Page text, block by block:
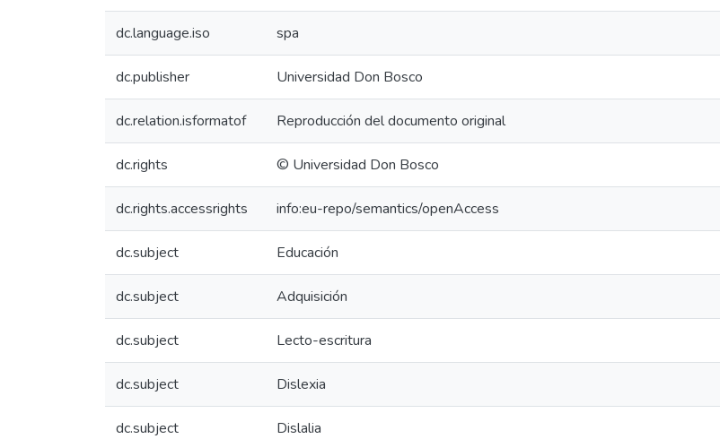
dc.language.iso spa
dc.publisher Universidad Don Bosco
dc.relation.isformatof Reproducción del documento original
dc.rights © Universidad Don Bosco
dc.rights.accessrights info:eu-repo/semantics/openAccess
dc.subject Educación
dc.subject Adquisición
dc.subject Lecto-escritura
dc.subject Dislexia
dc.subject Dislalia